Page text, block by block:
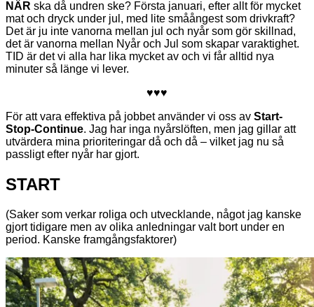
NÄR ska då undren ske? Första januari, efter allt för mycket
mat och dryck under jul, med lite småångest som drivkraft?
Det är ju inte vanorna mellan jul och nyår som gör skillnad,
det är vanorna mellan Nyår och Jul som skapar varaktighet.
TID är det vi alla har lika mycket av och vi får alltid nya
minuter så länge vi lever.
♥♥♥
För att vara effektiva på jobbet använder vi oss av Start-
Stop-Continue. Jag har inga nyårslöften, men jag gillar att
utvärdera mina prioriteringar då och då – vilket jag nu så
passligt efter nyår har gjort.
START
(Saker som verkar roliga och utvecklande, något jag kanske
gjort tidigare men av olika anledningar valt bort under en
period. Kanske framgångsfaktorer)